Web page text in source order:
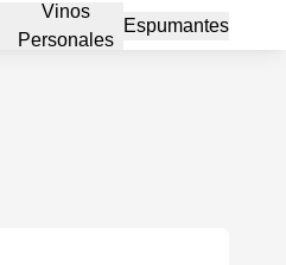
Vinos
Personales
Espumantes